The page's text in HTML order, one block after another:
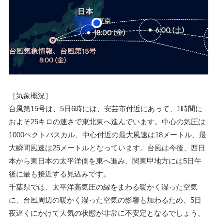
［気象概況］
台風第15号は、5日6時には、安芸市付近にあって、1時間に
およそ25キロの速さで東北東へ進んでいます。中心の気圧は
1000ヘクトパスカル、中心付近の最大風速は18メートル、最
大瞬間風速は25メートルとなっています。台風は今後、西日
本から東日本の太平洋側を東へ進み、関東甲地方には5日午
後に最も接近する見込みです。
千葉県では、太平洋高気圧の縁をまわる暖かく湿った空気
に、台風周辺の暖かく湿った空気の影響も加わるため、5日
夜遅くにかけて大気の状態が非常に不安定となるでしょう。